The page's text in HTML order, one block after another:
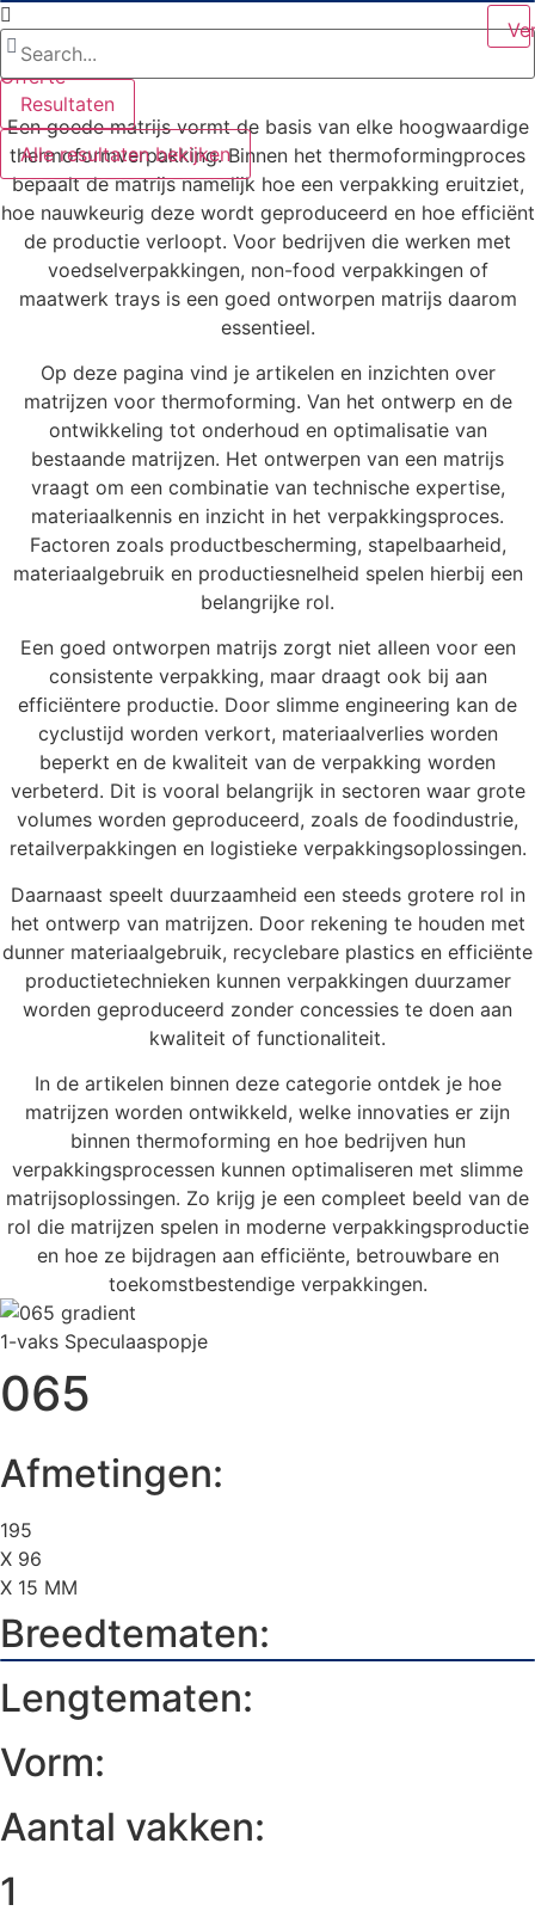
Ga
naar
de
inhoud
Search
...
Resultaten
Alle resultaten bekijken
Offerte
Een goede matrijs vormt de basis van elke hoogwaardige
thermoformverpakking. Binnen het thermoformingproces
bepaalt de matrijs namelijk hoe een verpakking eruitziet,
hoe nauwkeurig deze wordt geproduceerd en hoe efficiënt
de productie verloopt. Voor bedrijven die werken met
voedselverpakkingen, non-food verpakkingen of
maatwerk trays is een goed ontworpen matrijs daarom
essentieel.
Op deze pagina vind je artikelen en inzichten over
matrijzen voor thermoforming. Van het ontwerp en de
ontwikkeling tot onderhoud en optimalisatie van
bestaande matrijzen. Het ontwerpen van een matrijs
vraagt om een combinatie van technische expertise,
materiaalkennis en inzicht in het verpakkingsproces.
Factoren zoals productbescherming, stapelbaarheid,
materiaalgebruik en productiesnelheid spelen hierbij een
belangrijke rol.
Een goed ontworpen matrijs zorgt niet alleen voor een
consistente verpakking, maar draagt ook bij aan
efficiëntere productie. Door slimme engineering kan de
cyclustijd worden verkort, materiaalverlies worden
beperkt en de kwaliteit van de verpakking worden
verbeterd. Dit is vooral belangrijk in sectoren waar grote
volumes worden geproduceerd, zoals de foodindustrie,
retailverpakkingen en logistieke verpakkingsoplossingen.
Daarnaast speelt duurzaamheid een steeds grotere rol in
het ontwerp van matrijzen. Door rekening te houden met
dunner materiaalgebruik, recyclebare plastics en efficiënte
productietechnieken kunnen verpakkingen duurzamer
worden geproduceerd zonder concessies te doen aan
kwaliteit of functionaliteit.
In de artikelen binnen deze categorie ontdek je hoe
matrijzen worden ontwikkeld, welke innovaties er zijn
binnen thermoforming en hoe bedrijven hun
verpakkingsprocessen kunnen optimaliseren met slimme
matrijsoplossingen. Zo krijg je een compleet beeld van de
rol die matrijzen spelen in moderne verpakkingsproductie
en hoe ze bijdragen aan efficiënte, betrouwbare en
toekomstbestendige verpakkingen.
1-vaks Speculaaspopje
065
Afmetingen:
195
X 96
X 15 MM
Breedtematen:
Lengtematen:
Vorm:
Aantal vakken:
1